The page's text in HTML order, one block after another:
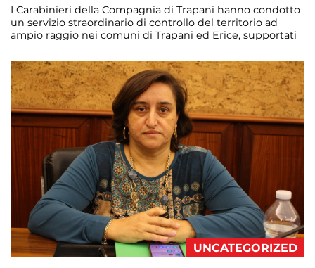
I Carabinieri della Compagnia di Trapani hanno condotto
un servizio straordinario di controllo del territorio ad
ampio raggio nei comuni di Trapani ed Erice, supportati
12° Reggimento Carabinieri Sicilia, finalizzato alla
repressione e contrasto alla criminalità predatoria e alla
detenzione e spaccio di sostanze stupefacenti nonché al
rispetto […]
UNCATEGORIZED